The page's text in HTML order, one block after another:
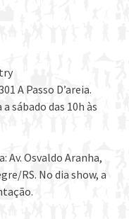
A Passo D’areia.
sábado das 10h às
Av. Osvaldo Aranha,
RS. No dia show, a